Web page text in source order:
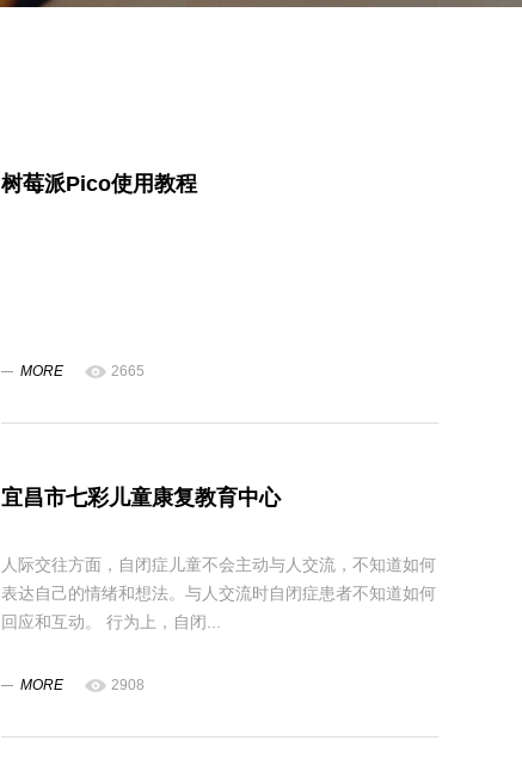
树莓派Pico使用教程
MORE 2665
宜昌市七彩儿童康复教育中心
人际交往方面，自闭症儿童不会主动与人交流，不知道如何
表达自己的情绪和想法。与人交流时自闭症患者不知道如何
回应和互动。 行为上，自闭...
MORE 2908